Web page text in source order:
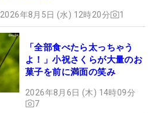
2026年8月5日 (水) 12時20分 1
「全部食べたら太っちゃう
よ！」小祝さくらが大量のお
菓子を前に満面の笑み
2026年8月6日 (木) 14時09分
7